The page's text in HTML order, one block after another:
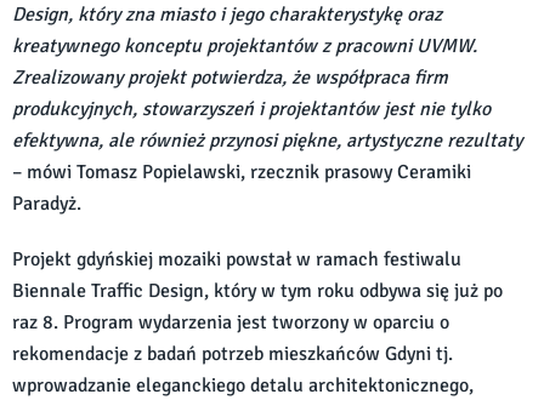
Design, który zna miasto i jego charakterystykę oraz
kreatywnego konceptu projektantów z pracowni UVMW.
Zrealizowany projekt potwierdza, że współpraca firm
produkcyjnych, stowarzyszeń i projektantów jest nie tylko
efektywna, ale również przynosi piękne, artystyczne rezultaty
– mówi Tomasz Popielawski, rzecznik prasowy Ceramiki
Paradyż.
Projekt gdyńskiej mozaiki powstał w ramach festiwalu
Biennale Traffic Design, który w tym roku odbywa się już po
raz 8. Program wydarzenia jest tworzony w oparciu o
rekomendacje z badań potrzeb mieszkańców Gdyni tj.
wprowadzanie eleganckiego detalu architektonicznego,